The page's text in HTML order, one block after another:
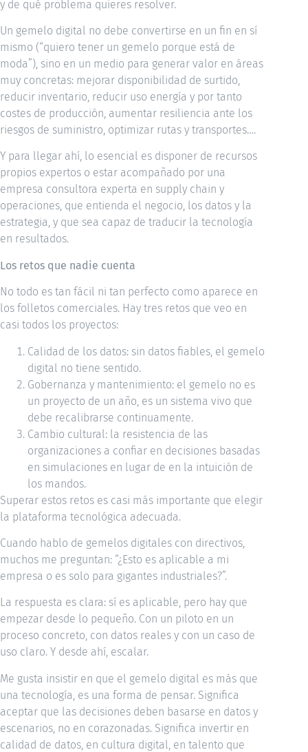
y de qué problema quieres resolver.
Un gemelo digital no debe convertirse en un fin en sí
mismo (“quiero tener un gemelo porque está de
moda”), sino en un medio para generar valor en áreas
muy concretas: mejorar disponibilidad de surtido,
reducir inventario, reducir uso energía y por tanto
costes de producción, aumentar resiliencia ante los
riesgos de suministro, optimizar rutas y transportes….
Y para llegar ahí, lo esencial es disponer de recursos
propios expertos o estar acompañado por una
empresa consultora experta en supply chain y
operaciones, que entienda el negocio, los datos y la
estrategia, y que sea capaz de traducir la tecnología
en resultados.
Los retos que nadie cuenta
No todo es tan fácil ni tan perfecto como aparece en
los folletos comerciales. Hay tres retos que veo en
casi todos los proyectos:
Calidad de los datos: sin datos fiables, el gemelo
digital no tiene sentido.
Gobernanza y mantenimiento: el gemelo no es
un proyecto de un año, es un sistema vivo que
debe recalibrarse continuamente.
Cambio cultural: la resistencia de las
organizaciones a confiar en decisiones basadas
en simulaciones en lugar de en la intuición de
los mandos.
Superar estos retos es casi más importante que elegir
la plataforma tecnológica adecuada.
Cuando hablo de gemelos digitales con directivos,
muchos me preguntan: “¿Esto es aplicable a mi
empresa o es solo para gigantes industriales?”.
La respuesta es clara: sí es aplicable, pero hay que
empezar desde lo pequeño. Con un piloto en un
proceso concreto, con datos reales y con un caso de
uso claro. Y desde ahí, escalar.
Me gusta insistir en que el gemelo digital es más que
una tecnología, es una forma de pensar. Significa
aceptar que las decisiones deben basarse en datos y
escenarios, no en corazonadas. Significa invertir en
calidad de datos, en cultura digital, en talento que